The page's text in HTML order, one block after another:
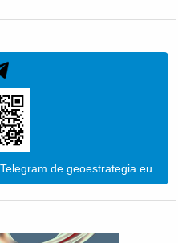
de geoestrategia.eu